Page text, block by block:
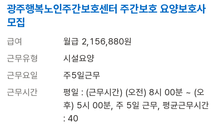
광주행복노인주간보호센터 주간보호 요양보호사
모집
급여
월급 2,156,880원
근무유형
시설요양
근무요일
주5일근무
근무시간
평일 : (근무시간) (오전) 8시 00분 ~ (오
후) 5시 00분, 주 5일 근무, 평균근무시간
: 40